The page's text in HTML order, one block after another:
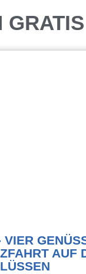
GRATIS
AUF